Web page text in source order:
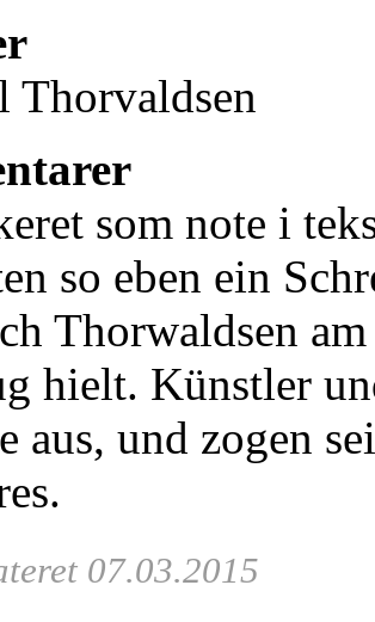
Thorvaldsen
som note i
so eben ein
Thorwaldsen
hielt. Künstler
aus, und zogen
07.03.2015